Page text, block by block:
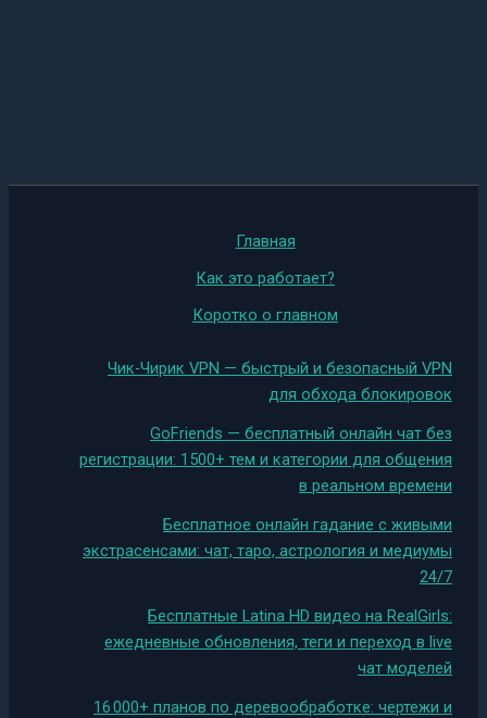
Главная
Как это работает?
Коротко о главном
Чик-Чирик VPN — быстрый и безопасный VPN
для обхода блокировок
GoFriends — бесплатный онлайн чат без
регистрации: 1500+ тем и категории для общения
в реальном времени
Бесплатное онлайн гадание с живыми
экстрасенсами: чат, таро, астрология и медиумы
24/7
Бесплатные Latina HD видео на RealGirls:
ежедневные обновления, теги и переход в live
чат моделей
16 000+ планов по деревообработке: чертежи и